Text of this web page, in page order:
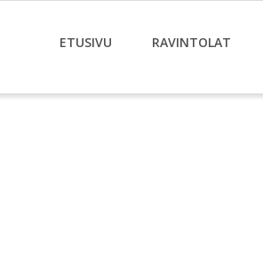
ETUSIVU RAVINTOLAT